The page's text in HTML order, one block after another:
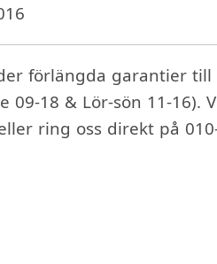
förlängda garantier till
18 & Lör-sön 11-16).
ring oss direkt på